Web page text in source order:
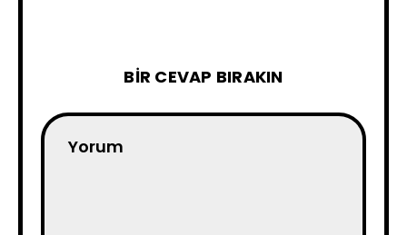
BIR CEVAP BIRAKIN